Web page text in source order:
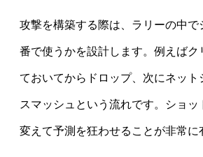
攻撃を構築する際は、ラリーの中で
番で使うかを設計します。例えばク
ておいてからドロップ、次にネット
スマッシュという流れです。ショッ
変えて予測を狂わせることが非常に